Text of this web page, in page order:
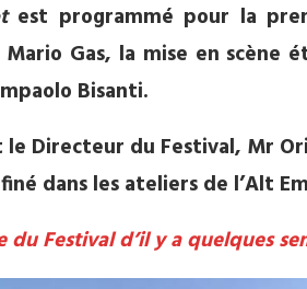
est programmé pour la
Gas, la mise en scène
Bisanti.
Directeur du Festival, Mr
dans les ateliers de l’Alt
Festival d’il y a quelques